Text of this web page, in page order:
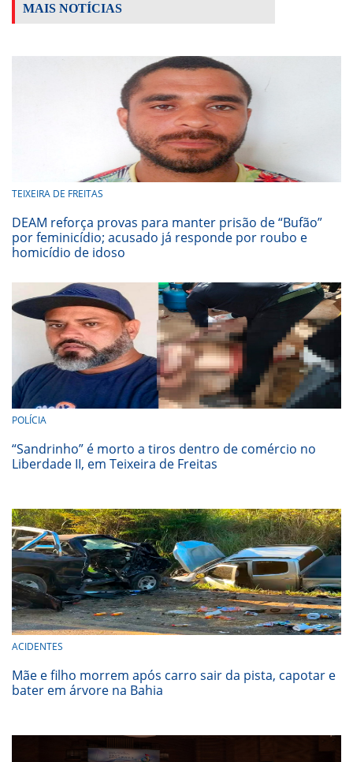
MAIS NOTÍCIAS
TEIXEIRA DE FREITAS
DEAM reforça provas para manter prisão de “Bufão”
por feminicídio; acusado já responde por roubo e
homicídio de idoso
POLÍCIA
“Sandrinho” é morto a tiros dentro de comércio no
Liberdade II, em Teixeira de Freitas
ACIDENTES
Mãe e filho morrem após carro sair da pista, capotar e
bater em árvore na Bahia